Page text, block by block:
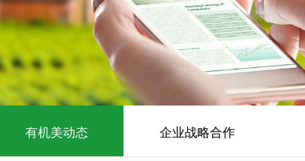
有机美动态 企业战略合作